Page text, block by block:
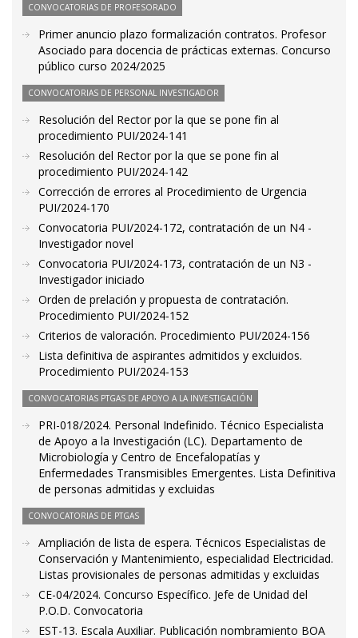
CONVOCATORIAS DE PROFESORADO
Primer anuncio plazo formalización contratos. Profesor
Asociado para docencia de prácticas externas. Concurso
público curso 2024/2025
CONVOCATORIAS DE PERSONAL INVESTIGADOR
Resolución del Rector por la que se pone fin al
procedimiento PUI/2024-141
Resolución del Rector por la que se pone fin al
procedimiento PUI/2024-142
Corrección de errores al Procedimiento de Urgencia
PUI/2024-170
Convocatoria PUI/2024-172, contratación de un N4 -
Investigador novel
Convocatoria PUI/2024-173, contratación de un N3 -
Investigador iniciado
Orden de prelación y propuesta de contratación.
Procedimiento PUI/2024-152
Criterios de valoración. Procedimiento PUI/2024-156
Lista definitiva de aspirantes admitidos y excluidos.
Procedimiento PUI/2024-153
CONVOCATORIAS PTGAS DE APOYO A LA INVESTIGACIÓN
PRI-018/2024. Personal Indefinido. Técnico Especialista
de Apoyo a la Investigación (LC). Departamento de
Microbiología y Centro de Encefalopatías y
Enfermedades Transmisibles Emergentes. Lista Definitiva
de personas admitidas y excluidas
CONVOCATORIAS DE PTGAS
Ampliación de lista de espera. Técnicos Especialistas de
Conservación y Mantenimiento, especialidad Electricidad.
Listas provisionales de personas admitidas y excluidas
CE-04/2024. Concurso Específico. Jefe de Unidad del
P.O.D. Convocatoria
EST-13. Escala Auxiliar. Publicación nombramiento BOA